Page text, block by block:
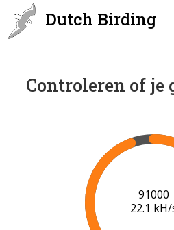
Dutch Birding
Controleren of je
93000
21.4 kH/